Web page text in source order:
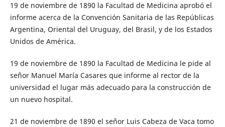
19 de noviembre de 1890 la Facultad de Medicina aprobó el
informe acerca de la Convención Sanitaria de las Repúblicas
Ar­gentina, Oriental del Uruguay, del Brasil, y de los Estados
Unidos de América.
19 de noviembre de 1890 la Facultad de Medicina le pide al
señor Manuel María Casares que informe al rector de la
universidad el lugar más adecuado para la construcción de
un nuevo hospital.
21 de noviembre de 1890 el señor Luis Cabeza de Vaca tomo